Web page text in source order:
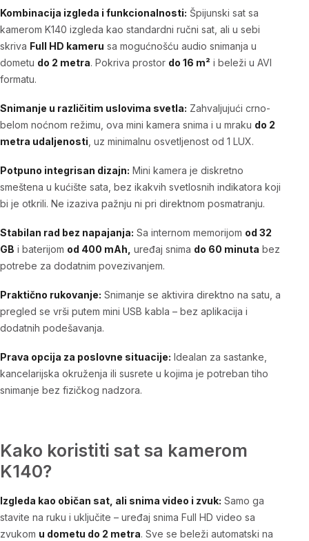
Kombinacija izgleda i funkcionalnosti: Špijunski sat sa
kamerom K140 izgleda kao standardni ručni sat, ali u sebi
skriva Full HD kameru sa mogućnošću audio snimanja u
dometu do 2 metra. Pokriva prostor do 16 m² i beleži u AVI
formatu.
Snimanje u različitim uslovima svetla: Zahvaljujući crno-
belom noćnom režimu, ova mini kamera snima i u mraku do 2
metra udaljenosti , uz minimalnu osvetljenost od 1 LUX.
Potpuno integrisan dizajn: Mini kamera je diskretno
smeštena u kućište sata, bez ikakvih svetlosnih indikatora koji
bi je otkrili. Ne izaziva pažnju ni pri direktnom posmatranju.
Stabilan rad bez napajanja: Sa internom memorijom od 32
GB i baterijom od 400 mAh, uređaj snima do 60 minuta bez
potrebe za dodatnim povezivanjem.
Praktično rukovanje: Snimanje se aktivira direktno na satu, a
pregled se vrši putem mini USB kabla – bez aplikacija i
dodatnih podešavanja.
Prava opcija za poslovne situacije: Idealan za sastanke,
kancelarijska okruženja ili susrete u kojima je potreban tiho
snimanje bez fizičkog nadzora.
Kako koristiti sat sa kamerom
K140?
Izgleda kao običan sat, ali snima video i zvuk: Samo ga
stavite na ruku i uključite – uređaj snima Full HD video sa
zvukom u dometu do 2 metra. Sve se beleži automatski na